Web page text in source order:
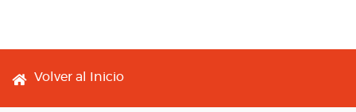
Footer menu
Volver al Inicio